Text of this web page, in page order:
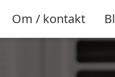
Om / kontakt